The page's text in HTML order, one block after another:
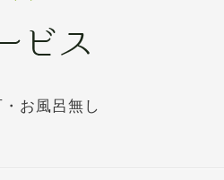
お風呂無し